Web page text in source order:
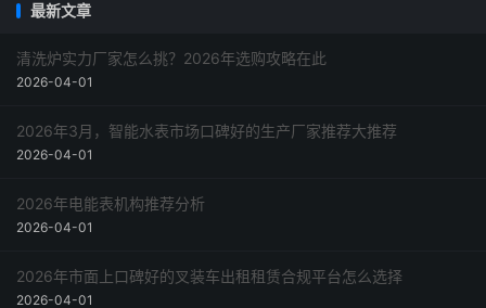
最新文章
清洗炉实力厂家怎么挑？2026年选购攻略在此
2026-04-01
2026年3月，智能水表市场口碑好的生产厂家推荐大推荐
2026-04-01
2026年电能表机构推荐分析
2026-04-01
2026年市面上口碑好的叉装车出租租赁合规平台怎么选择
2026-04-01